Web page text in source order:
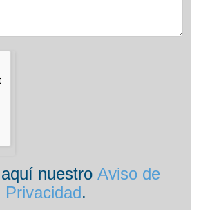
nuestro Aviso de
Privacidad.